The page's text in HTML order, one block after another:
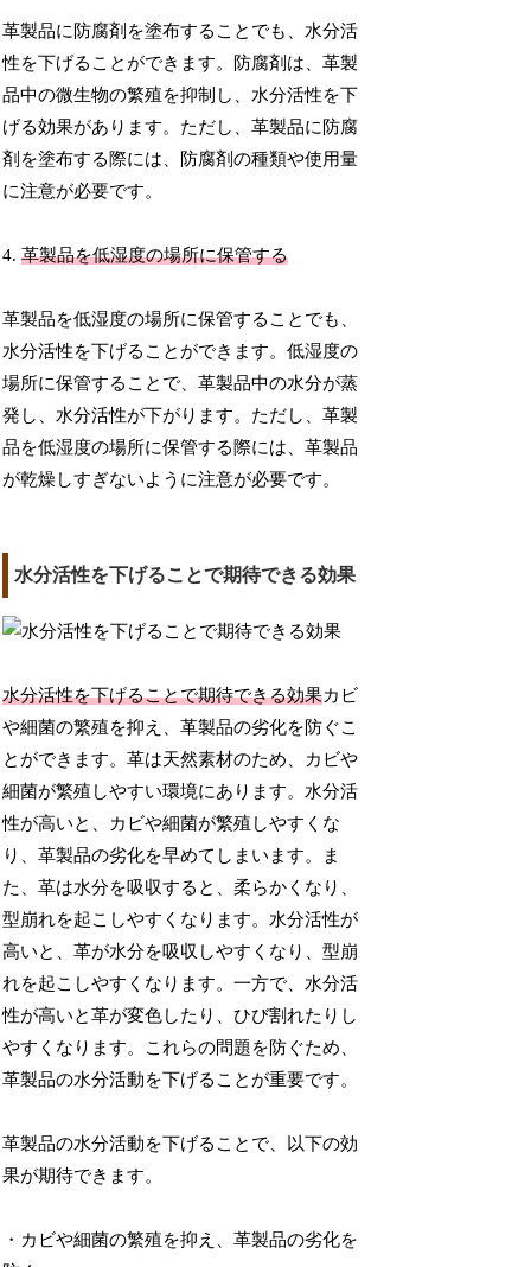
革製品に防腐剤を塗布することでも、水分活
性を下げることができます。防腐剤は、革製
品中の微生物の繁殖を抑制し、水分活性を下
げる効果があります。ただし、革製品に防腐
剤を塗布する際には、防腐剤の種類や使用量
に注意が必要です。
4.革製品を低湿度の場所に保管する
革製品を低湿度の場所に保管することでも、
水分活性を下げることができます。低湿度の
場所に保管することで、革製品中の水分が蒸
発し、水分活性が下がります。ただし、革製
品を低湿度の場所に保管する際には、革製品
が乾燥しすぎないように注意が必要です。
水分活性を下げることで期待できる効果
水分活性を下げることで期待できる効果カビ
や細菌の繁殖を抑え、革製品の劣化を防ぐこ
とができます。革は天然素材のため、カビや
細菌が繁殖しやすい環境にあります。水分活
性が高いと、カビや細菌が繁殖しやすくな
り、革製品の劣化を早めてしまいます。ま
た、革は水分を吸収すると、柔らかくなり、
型崩れを起こしやすくなります。水分活性が
高いと、革が水分を吸収しやすくなり、型崩
れを起こしやすくなります。一方で、水分活
性が高いと革が変色したり、ひび割れたりし
やすくなります。これらの問題を防ぐため、
革製品の水分活動を下げることが重要です。
革製品の水分活動を下げることで、以下の効
果が期待できます。
・カビや細菌の繁殖を抑え、革製品の劣化を